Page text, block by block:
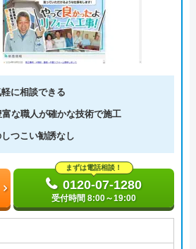
に相談できる
な職人が確かな技術で施工
つこい勧誘なし
まずは電話相談！
0120-07-1280
受付時間 8:00～19:00